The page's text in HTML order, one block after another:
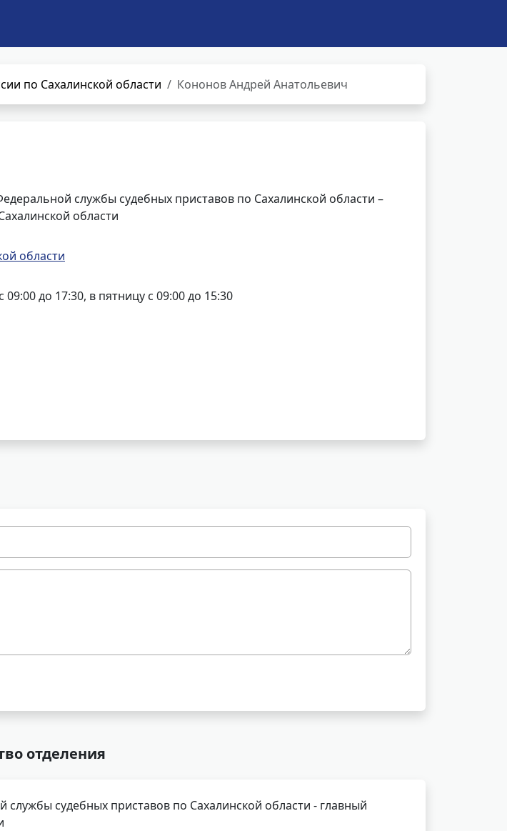
по Сахалинской области Кононов Андрей Анатольевич
службы судебных приставов по Сахалинской области –
области
области
до 17:30, в пятницу с 09:00 до 15:30
отделения
судебных приставов по Сахалинской области - главный